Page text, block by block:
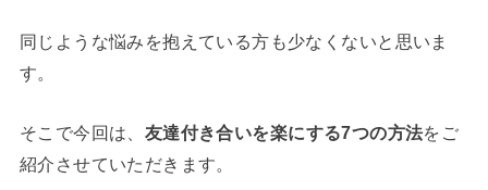
同じような悩みを抱えている方も少なくないと思いま
す。
そこで今回は、 友達付き合いを楽にする7つの方法をご
紹介させていただきます。